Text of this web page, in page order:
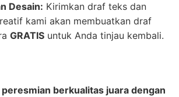
Desain: Kirimkan draf teks dan
kami akan membuatkan draf
GRATIS untuk Anda tinjau kembali.
berkualitas juara dengan